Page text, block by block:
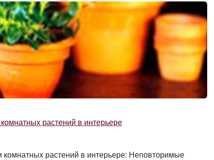
растений в интерьере
комнатных растений в интерьере: Неповторимые